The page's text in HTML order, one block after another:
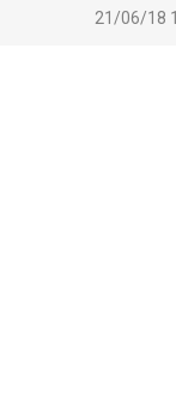
21/06/18